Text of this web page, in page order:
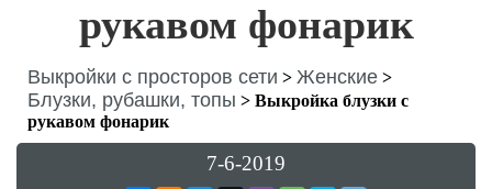
рукавом фонарик
Выкройки с просторов сети > Женские >
Блузки, рубашки, топы > Выкройка блузки с
рукавом фонарик
7-6-2019